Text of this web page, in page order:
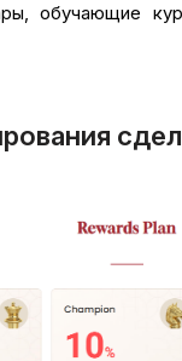
обучающие